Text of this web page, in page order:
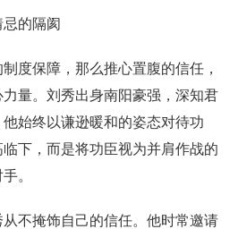
的隔阂
度保障，那么推心置腹的信任，
量。刘秀出身南阳豪强，深知君
始终以谦逊暖和的姿态对待功
下，而是将功臣视为并肩作战的
。
不掩饰自己的信任。他时常邀请